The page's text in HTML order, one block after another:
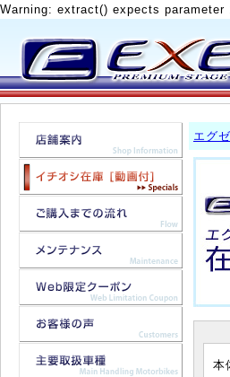
Warning: extract() expects
エグ
本